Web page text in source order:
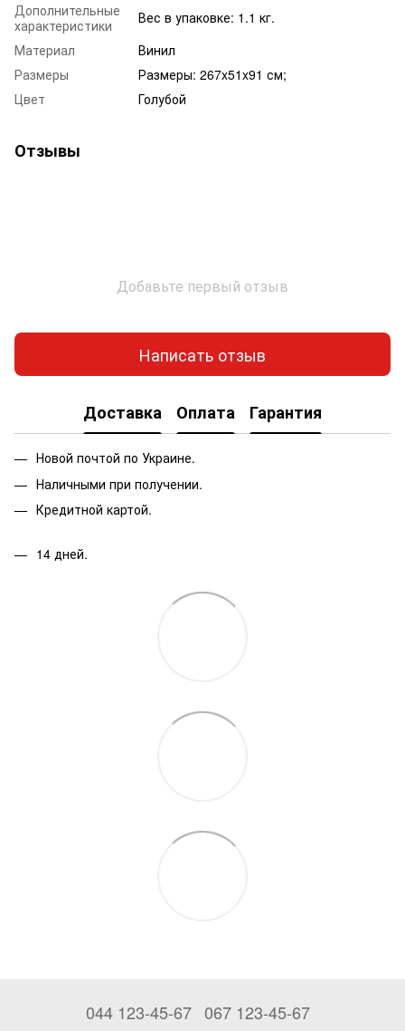
Дополнительные
характеристики
Вес в упаковке: 1.1 кг.
Материал
Винил
Размеры
Размеры: 267x51x91 см;
Цвет
Голубой
Отзывы
Добавьте первый отзыв
Написать отзыв
Доставка Оплата Гарантия
Новой почтой по Украине.
Наличными при получении.
Кредитной картой.
14 дней.
044 123-45-67 067 123-45-67